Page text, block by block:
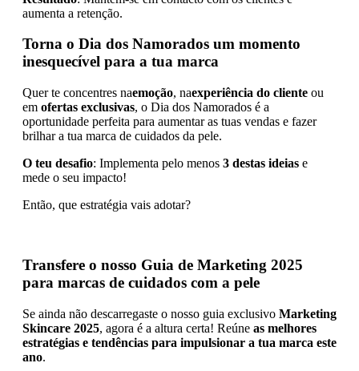
aumenta a retenção.
Torna o Dia dos Namorados um momento
inesquecível para a tua marca
Quer te concentres naemoção, naexperiência do cliente ou
em ofertas exclusivas, o Dia dos Namorados é a
oportunidade perfeita para aumentar as tuas vendas e fazer
brilhar a tua marca de cuidados da pele.
O teu desafio: Implementa pelo menos 3 destas ideias e
mede o seu impacto!
Então, que estratégia vais adotar?
Transfere o nosso Guia de Marketing 2025
para marcas de cuidados com a pele
Se ainda não descarregaste o nosso guia exclusivo Marketing
Skincare 2025, agora é a altura certa! Reúne as melhores
estratégias e tendências para impulsionar a tua marca este
ano.